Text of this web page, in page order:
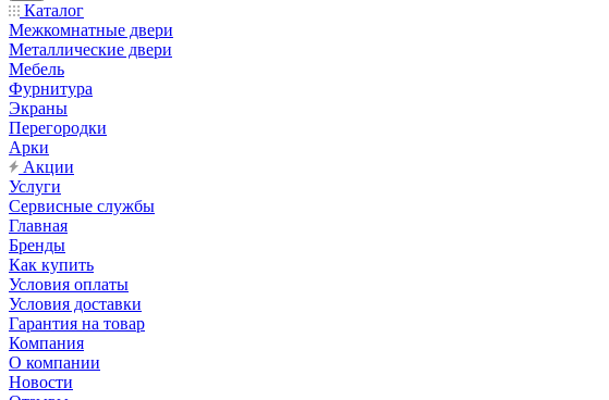
Каталог
Межкомнатные двери
Металлические двери
Мебель
Фурнитура
Экраны
Перегородки
Арки
Акции
Услуги
Сервисные службы
Главная
Бренды
Как купить
Условия оплаты
Условия доставки
Гарантия на товар
Компания
О компании
Новости